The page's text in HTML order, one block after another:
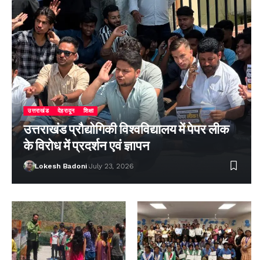
उत्तराखंड देहरादून शिक्षा
उत्तराखंड प्रौद्योगिकी विश्वविद्यालय में पेपर लीक
के विरोध में प्रदर्शन एवं ज्ञापन
Lokesh Badoni July 23, 2026